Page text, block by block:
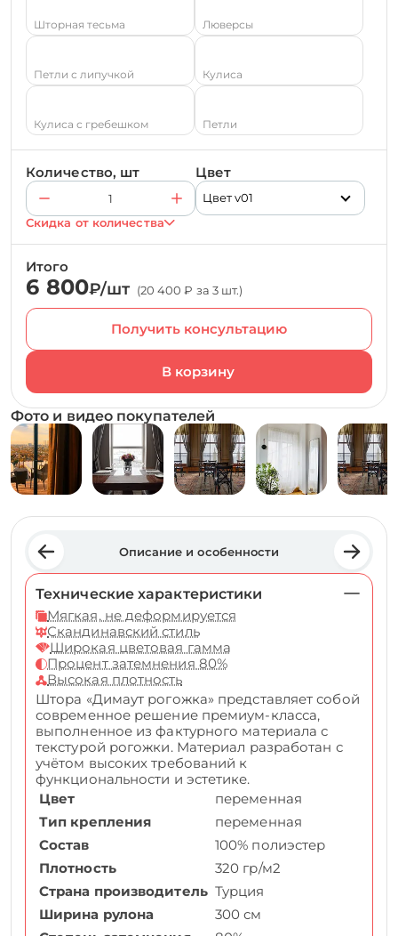
Шторная тесьма Люверсы
Петли с липучкой Кулиса
Кулиса с гребешком Петли
Количество, шт Цвет
Цвет v01
Скидка от количества
Итого
6 800₽/шт (20 400 ₽ за 3 шт.)
Получить консультацию
Фото и видео покупателей
Описание и особенности
Технические характеристики
Мягкая, не деформируется
Скандинавский стиль
Широкая цветовая гамма
Процент затемнения 80%
Высокая плотность
Штора «Димаут рогожка» представляет собой
современное решение премиум-класса,
выполненное из фактурного материала с
текстурой рогожки. Материал разработан с
учётом высоких требований к
функциональности и эстетике.
Цвет
переменная
Тип крепления
переменная
Состав
100% полиэстер
Плотность
320 гр/м2
Страна производитель Турция
Ширина рулона
300 см